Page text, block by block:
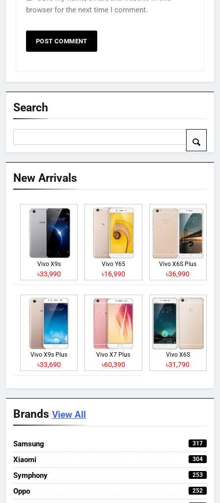
browser for the next time I comment.
Search
New Arrivals
Vivo X9s
৳33,990
Vivo Y65
৳16,990
Vivo X6S Plus
৳36,990
Vivo X9s Plus
৳33,690
Vivo X7 Plus
৳60,390
Vivo X6S
৳31,790
Brands View All
Samsung 317
Xiaomi 304
Symphony 253
Oppo 252